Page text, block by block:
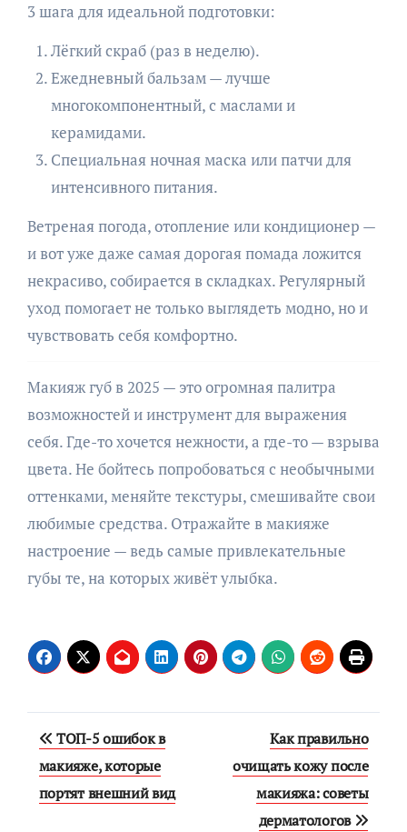
3 шага для идеальной подготовки:
Лёгкий скраб (раз в неделю).
Ежедневный бальзам — лучше
многокомпонентный, с маслами и
керамидами.
Специальная ночная маска или патчи для
интенсивного питания.
Ветреная погода, отопление или кондиционер —
и вот уже даже самая дорогая помада ложится
некрасиво, собирается в складках. Регулярный
уход помогает не только выглядеть модно, но и
чувствовать себя комфортно.
Макияж губ в 2025 — это огромная палитра
возможностей и инструмент для выражения
себя. Где-то хочется нежности, а где-то — взрыва
цвета. Не бойтесь попробоваться с необычными
оттенками, меняйте текстуры, смешивайте свои
любимые средства. Отражайте в макияже
настроение — ведь самые привлекательные
губы те, на которых живёт улыбка.
Навигация
по
записям
ТОП-5 ошибок в
макияже, которые
портят внешний вид
Как правильно
очищать кожу после
макияжа: советы
дерматологов